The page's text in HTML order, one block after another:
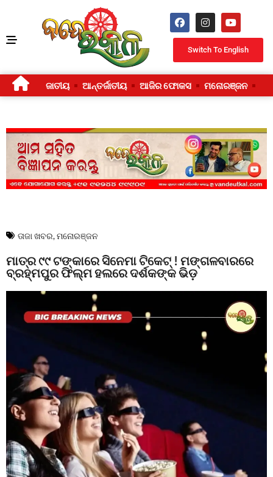
Switch To English
ଜାତୀୟ ଆନ୍ତର୍ଜାତୀୟ ଆଜିର ଫୋକସ ମନୋରଞ୍ଜନ
ତାଜା ଖବର,ମନୋରଞ୍ଜନ
ମାତ୍ର ୯୯ ଟଙ୍କାରେ ସିନେମା ଟିକେଟ୍ ! ମଙ୍ଗଳବାରରେ
ବ୍ରହ୍ମପୁର ଫିଲ୍ମ ହଲରେ ଦର୍ଶକଙ୍କ ଭିଡ଼